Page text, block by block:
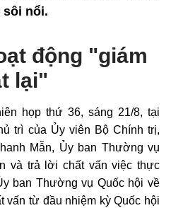
sôi nổi.
động "giám
lại"
họp thứ 36, sáng 21/8, tại
trì của Ủy viên Bộ Chính trị,
Mẫn, Ủy ban Thường vụ
và trả lời chất vấn việc thực
ban Thường vụ Quốc hội về
vấn từ đầu nhiệm kỳ Quốc hội